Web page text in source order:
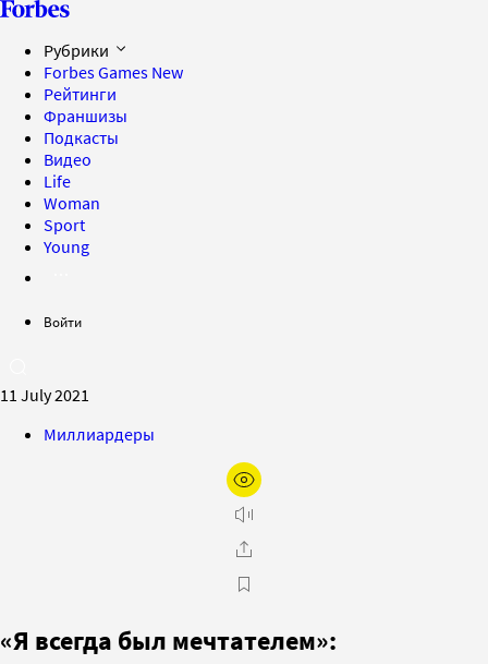
Рубрики
Forbes Games New
Рейтинги
Франшизы
Подкасты
Видео
Life
Woman
Sport
Young
Войти
11 July 2021
Миллиардеры
«Я всегда был мечтателем»: